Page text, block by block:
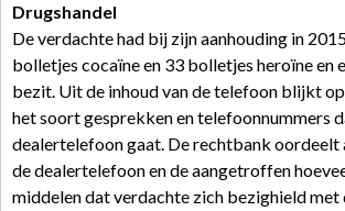
Drugshandel
De verdachte had bij zijn aanhouding in
bolletjes cocaïne en 33 bolletjes heroïne en
bezit. Uit de inhoud van de telefoon blijkt op
het soort gesprekken en telefoonnummers
dealertelefoon gaat. De rechtbank oordeelt
de dealertelefoon en de aangetroffen
middelen dat verdachte zich bezighield met